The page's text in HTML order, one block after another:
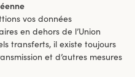
vos données
en dehors de l’Union
transferts, il existe toujours
et d’autres mesures